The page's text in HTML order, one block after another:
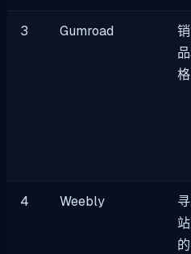
3 Gumroad
格
4 Weebly